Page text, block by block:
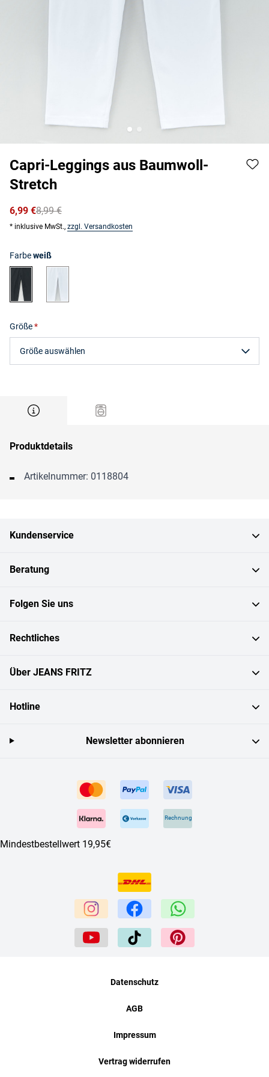
Capri-Leggings aus Baumwoll-
Stretch
8,99 €
6,99 €
* inklusive MwSt., zzgl. Versandkosten
Farbeweiß
Größe
Größe auswählen
Produktdetails
Artikelnummer: 0118804
Kundenservice
Beratung
Folgen Sie uns
Rechtliches
Über JEANS FRITZ
Hotline
Rechnung
Mindestbestellwert 19,95€
Newsletter abonnieren
Datenschutz
AGB
Impressum
Vertrag widerrufen